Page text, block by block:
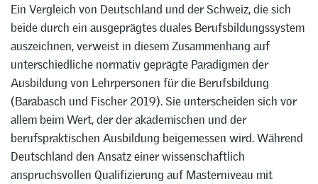
Ein Vergleich von Deutschland und der Schweiz, die sich
beide durch ein ausgeprägtes duales Berufsbildungssystem
auszeichnen, verweist in diesem Zusammenhang auf
unterschiedliche normativ geprägte Paradigmen der
Ausbildung von Lehrpersonen für die Berufsbildung
(Barabasch und Fischer 2019). Sie unterscheiden sich vor
allem beim Wert, der der akademischen und der
berufspraktischen Ausbildung beigemessen wird. Während
Deutschland den Ansatz einer wissenschaftlich
anspruchsvollen Qualifizierung auf Masterniveau mit